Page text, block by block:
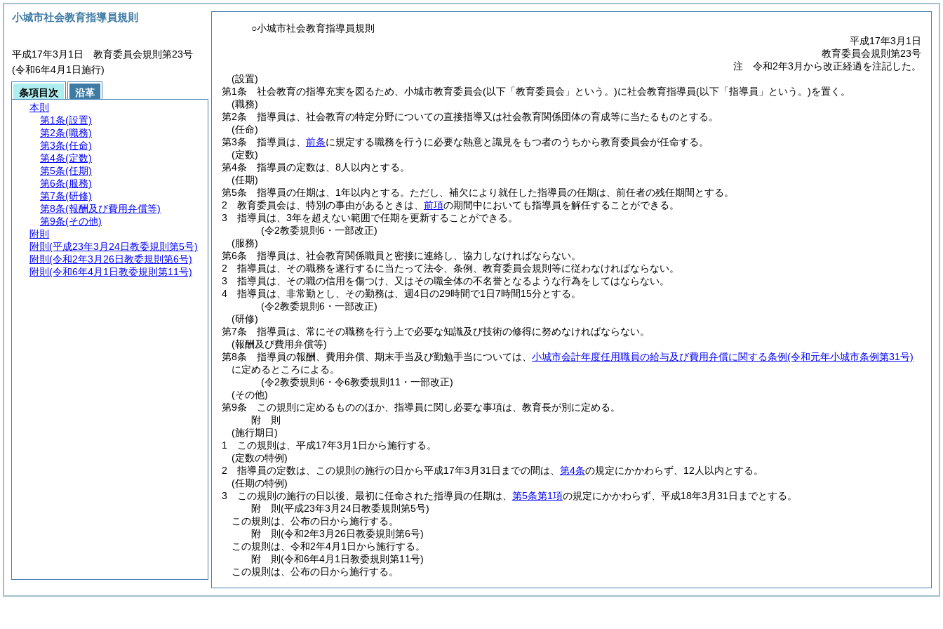
○小城市社会教育指導員規則
平成17年3月1日
教育委員会規則第23号
注 令和2年3月から改正経過を注記した。
(設置)
第1条
社会教育の指導充実を図るため、小城市教育委員会(以下「教育委員会」という。)に社会教育指導員(以下「指導員」という。)を置く。
(職務)
第2条
指導員は、社会教育の特定分野についての直接指導又は社会教育関係団体の育成等に当たるものとする。
(任命)
第3条
指導員は、 前条に規定する職務を行うに必要な熱意と識見をもつ者のうちから教育委員会が任命する。
(定数)
第4条
指導員の定数は、8人以内とする。
(任期)
第5条
指導員の任期は、1年以内とする。 ただし、補欠により就任した指導員の任期は、前任者の残任期間とする。
2
教育委員会は、特別の事由があるときは、 前項の期間中においても指導員を解任することができる。
3
指導員は、3年を超えない範囲で任期を更新することができる。
(令2教委規則6・一部改正)
(服務)
第6条
指導員は、社会教育関係職員と密接に連絡し、協力しなければならない。
2
指導員は、その職務を遂行するに当たって法令、条例、教育委員会規則等に従わなければならない。
3
指導員は、その職の信用を傷つけ、又はその職全体の不名誉となるような行為をしてはならない。
4
指導員は、非常勤とし、その勤務は、週4日の29時間で1日7時間15分とする。
(令2教委規則6・一部改正)
(研修)
第7条
指導員は、常にその職務を行う上で必要な知識及び技術の修得に努めなければならない。
(報酬及び費用弁償等)
第8条
指導員の報酬、費用弁償、期末手当及び勤勉手当については、 小城市会計年度任用職員の給与及び費用弁償に関する条例(令和元年小城市条例第31号)
に定めるところによる。
(令2教委規則6・令6教委規則11・一部改正)
(その他)
第9条
この規則に定めるもののほか、指導員に関し必要な事項は、教育長が別に定める。
附 則
(施行期日)
1
この規則は、平成17年3月1日から施行する。
(定数の特例)
2
指導員の定数は、この規則の施行の日から平成17年3月31日までの間は、 第4条の規定にかかわらず、12人以内とする。
(任期の特例)
3
この規則の施行の日以後、最初に任命された指導員の任期は、 第5条第1項の規定にかかわらず、平成18年3月31日までとする。
附 則(平成23年3月24日教委規則第5号)
この規則は、公布の日から施行する。
附 則(令和2年3月26日教委規則第6号)
この規則は、令和2年4月1日から施行する。
附 則(令和6年4月1日教委規則第11号)
この規則は、公布の日から施行する。
小城市社会教育指導員規則
平成17年3月1日 教育委員会規則第23号
(令和6年4月1日施行)
条項目次
沿革
本則
第1条(設置)
第2条(職務)
第3条(任命)
第4条(定数)
第5条(任期)
第6条(服務)
第7条(研修)
第8条(報酬及び費用弁償等)
第9条(その他)
附則
附則 (平成23年3月24日教委規則第5号)
附則 (令和2年3月26日教委規則第6号)
附則 (令和6年4月1日教委規則第11号)